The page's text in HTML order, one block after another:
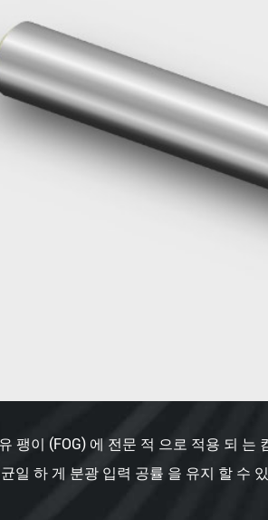
팽이 (FOG) 에 전문 적 으로 적용 되 는
일 하 게 분광 입력 공률 을 유지 할 수